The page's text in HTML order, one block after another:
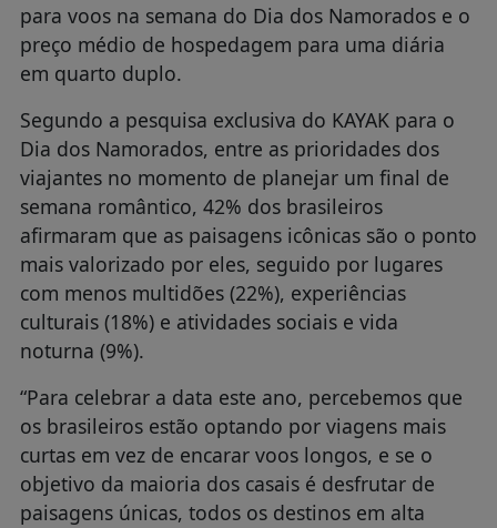
para voos na semana do Dia dos Namorados e o
preço médio de hospedagem para uma diária
em quarto duplo.
Segundo a pesquisa exclusiva do KAYAK para o
Dia dos Namorados, entre as prioridades dos
viajantes no momento de planejar um final de
semana romântico, 42% dos brasileiros
afirmaram que as paisagens icônicas são o ponto
mais valorizado por eles, seguido por lugares
com menos multidões (22%), experiências
culturais (18%) e atividades sociais e vida
noturna (9%).
“Para celebrar a data este ano, percebemos que
os brasileiros estão optando por viagens mais
curtas em vez de encarar voos longos, e se o
objetivo da maioria dos casais é desfrutar de
paisagens únicas, todos os destinos em alta